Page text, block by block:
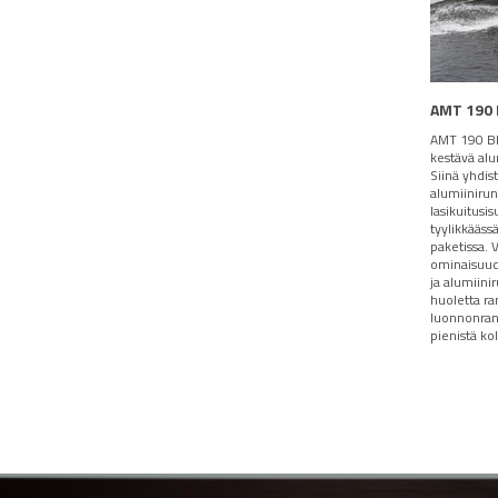
AMT 190
AMT 190
kestävä
Siinä
paketissa.
ja
huoletta
pienistä